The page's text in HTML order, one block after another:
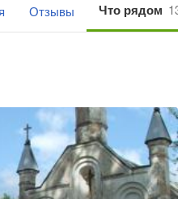
Отзывы Что рядом